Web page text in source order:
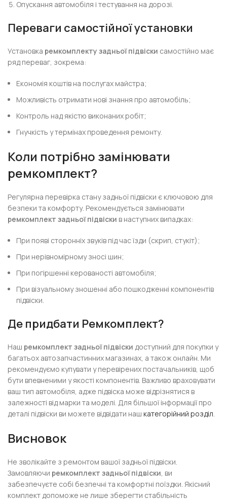
Опускання автомобіля і тестування на дорозі.
Переваги самостійної установки
Установка ремкомплекту задньої підвіски самостійно має
ряд переваг, зокрема:
Економія коштів на послугах майстра;
Можливість отримати нові знання про автомобіль;
Контроль над якістю виконаних робіт;
Гнучкість у термінах проведення ремонту.
Коли потрібно замінювати
ремкомплект?
Регулярна перевірка стану задньої підвіски є ключовою для
безпеки та комфорту. Рекомендується замінювати
ремкомплект задньої підвіски в наступних випадках:
При появі сторонніх звуків під час їзди (скрип, стукіт);
При нерівномірному зносі шин;
При погіршенні керованості автомобіля;
При візуальному зношенні або пошкодженні компонентів
підвіски.
Де придбати Ремкомплект?
Наш ремкомплект задньої підвіски доступний для покупки у
багатьох автозапчастинних магазинах, а також онлайн. Ми
рекомендуємо купувати у перевірених постачальників, щоб
бути впевненими у якості компонентів. Важливо враховувати
ваш тип автомобіля, адже підвіска може відрізнятися в
залежності від марки та моделі. Для більшої інформації про
деталі підвіски ви можете відвідати нашкатегорійний розділ.
Висновок
Не зволікайте з ремонтом вашої задньої підвіски.
Замовляючи ремкомплект задньої підвіски, ви
забезпечуєте собі безпечні та комфортні поїздки. Якісний
комплект допоможе не лише зберегти стабільність